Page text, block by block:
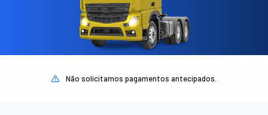
Não solicitamos pagamentos antecipados.